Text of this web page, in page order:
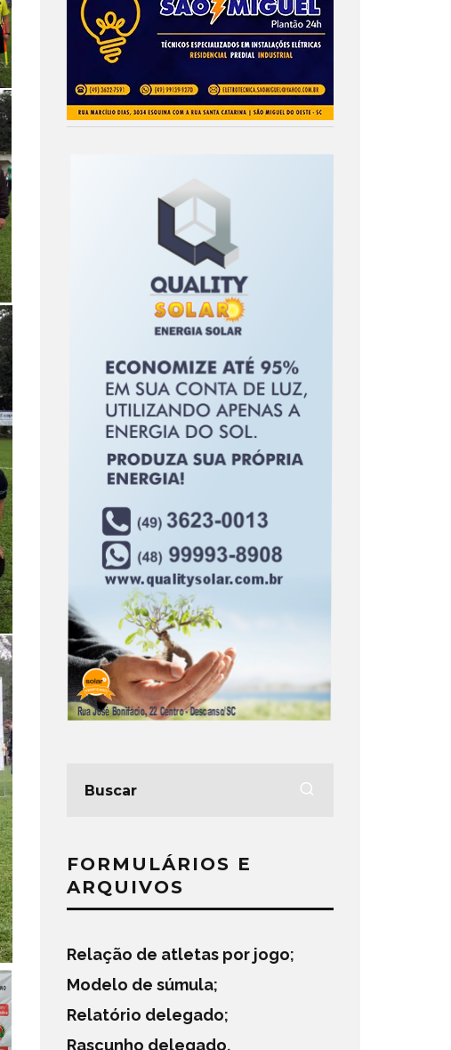
FORMULÁRIOS E
ARQUIVOS
Relação de atletas por jogo;
Modelo de súmula;
Relatório delegado;
Rascunho delegado.